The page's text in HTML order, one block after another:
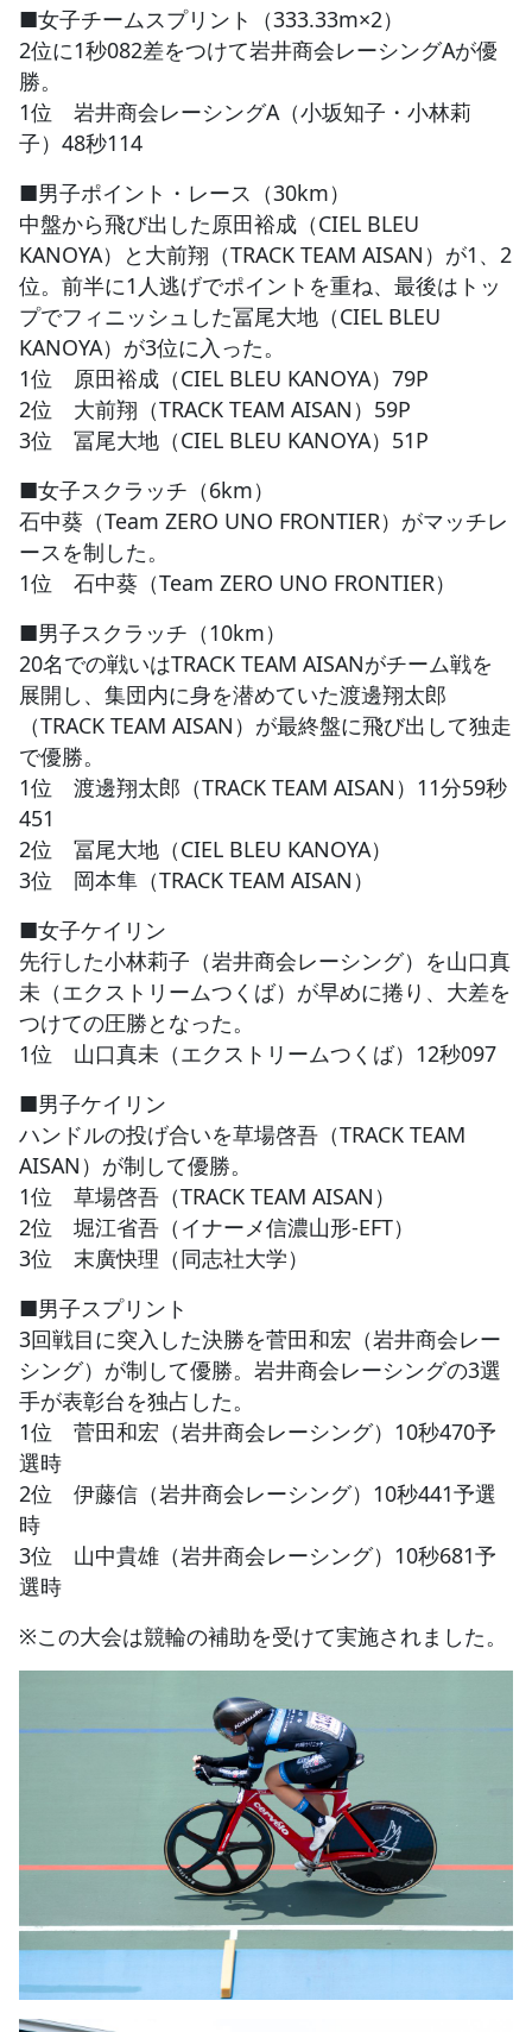
■女子チームスプリント（333.33m×2）
2位に1秒082差をつけて岩井商会レーシングAが優
勝。
1位 岩井商会レーシングA（小坂知子・小林莉
子）48秒114
■男子ポイント・レース（30km）
中盤から飛び出した原田裕成（CIEL BLEU
KANOYA）と大前翔（TRACK TEAM AISAN）が1、2
位。前半に1人逃げでポイントを重ね、最後はトッ
プでフィニッシュした冨尾大地（CIEL BLEU
KANOYA）が3位に入った。
1位 原田裕成（CIEL BLEU KANOYA）79P
2位 大前翔（TRACK TEAM AISAN）59P
3位 冨尾大地（CIEL BLEU KANOYA）51P
■女子スクラッチ（6km）
石中葵（Team ZERO UNO FRONTIER）がマッチレ
ースを制した。
1位 石中葵（Team ZERO UNO FRONTIER）
■男子スクラッチ（10km）
20名での戦いはTRACK TEAM AISANがチーム戦を
展開し、集団内に身を潜めていた渡邊翔太郎
（TRACK TEAM AISAN）が最終盤に飛び出して独走
で優勝。
1位 渡邊翔太郎（TRACK TEAM AISAN）11分59秒
451
2位 冨尾大地（CIEL BLEU KANOYA）
3位 岡本隼（TRACK TEAM AISAN）
■女子ケイリン
先行した小林莉子（岩井商会レーシング）を山口真
未（エクストリームつくば）が早めに捲り、大差を
つけての圧勝となった。
1位 山口真未（エクストリームつくば）12秒097
■男子ケイリン
ハンドルの投げ合いを草場啓吾（TRACK TEAM
AISAN）が制して優勝。
1位 草場啓吾（TRACK TEAM AISAN）
2位 堀江省吾（イナーメ信濃山形-EFT）
3位 末廣快理（同志社大学）
■男子スプリント
3回戦目に突入した決勝を菅田和宏（岩井商会レー
シング）が制して優勝。岩井商会レーシングの3選
手が表彰台を独占した。
1位 菅田和宏（岩井商会レーシング）10秒470予
選時
2位 伊藤信（岩井商会レーシング）10秒441予選
時
3位 山中貴雄（岩井商会レーシング）10秒681予
選時
※この大会は競輪の補助を受けて実施されました。